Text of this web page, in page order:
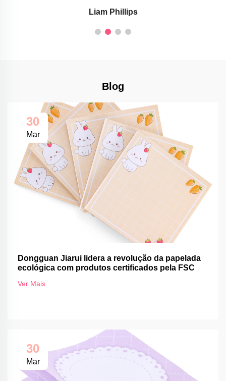
Liam Phillips
Blog
30
Mar
Dongguan Jiarui lidera a revolução da papelada
ecológica com produtos certificados pela FSC
Ver Mais
30
Mar